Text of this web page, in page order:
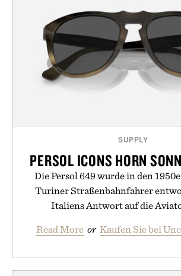
SUPPLY
PERSOL ICONS HORN
Die Persol 649 wurde in den
Turiner Straßenbahnfahrer
Italiens Antwort auf die
Read More or Kaufen Sie bei